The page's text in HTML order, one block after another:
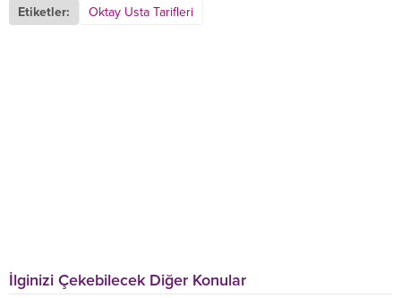
Etiketler: Oktay Usta Tarifleri
İlginizi Çekebilecek Diğer Konular